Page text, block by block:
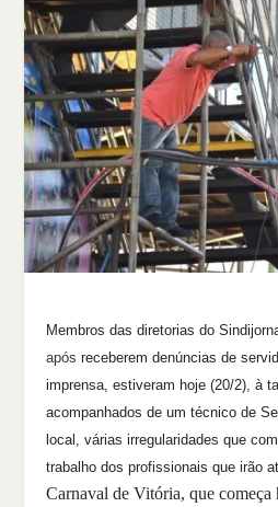
Membros das diretorias do
apósreceberem denúncias de
imprensa, estiveram hoje (20/2), à
acompanhados de um técnico de
local, várias irregularidades que
trabalho dos profissionais que irão
Carnaval de Vitória, que começa